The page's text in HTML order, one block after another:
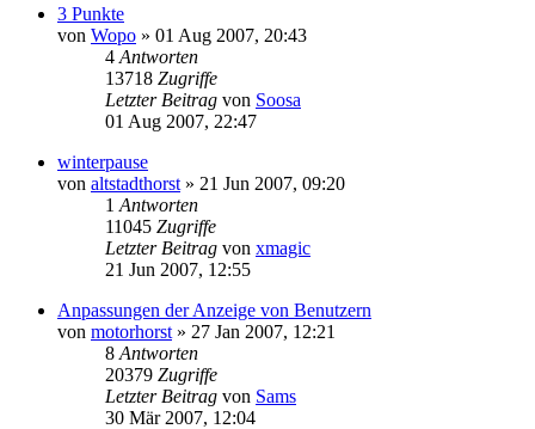
3 Punkte
von Wopo » 01 Aug 2007, 20:43
4 Antworten
13718 Zugriffe
Letzter Beitrag von Soosa
01 Aug 2007, 22:47
winterpause
von altstadthorst » 21 Jun 2007, 09:20
1 Antworten
11045 Zugriffe
Letzter Beitrag von xmagic
21 Jun 2007, 12:55
Anpassungen der Anzeige von Benutzern
von motorhorst » 27 Jan 2007, 12:21
8 Antworten
20379 Zugriffe
Letzter Beitrag von Sams
30 Mär 2007, 12:04